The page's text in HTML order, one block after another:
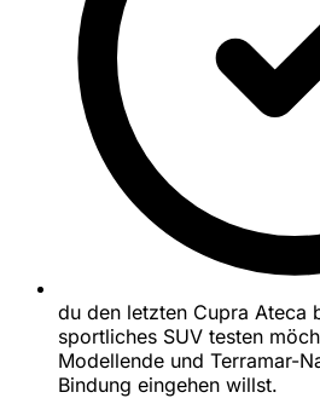
du den letzten Cupra Ateca
sportliches SUV testen
Modellende und Terramar-
Bindung eingehen willst.